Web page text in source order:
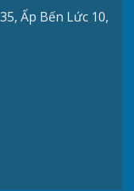
Ấp Bến Lức 10,